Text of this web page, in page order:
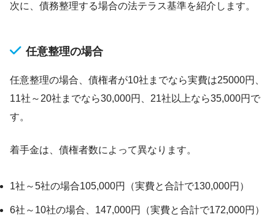
次に、債務整理する場合の法テラス基準を紹介します。
任意整理の場合
任意整理の場合、債権者が10社までなら実費は25000円、
11社～20社までなら30,000円、21社以上なら35,000円で
す。
着手金は、債権者数によって異なります。
1社～5社の場合105,000円（実費と合計で130,000円）
6社～10社の場合、147,000円（実費と合計で172,000円）